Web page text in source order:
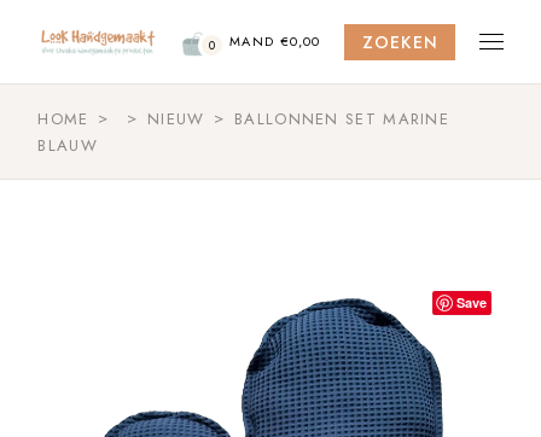
content
0 MAND €0,00 ZOEKEN
HOME NIEUW
BALLONNEN SET MARINE
BLAUW
Save